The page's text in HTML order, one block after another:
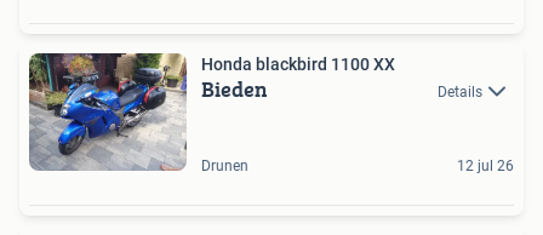
Honda blackbird 1100 XX
Bieden Details
Drunen 12 jul 26